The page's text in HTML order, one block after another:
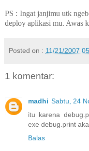
PS : Ingat janjimu utk
deploy aplikasi mu. Awas
Posted on : 11/21/2007
1 komentar:
madhi Sabtu, 24
itu karena
exe debug.print
Balas